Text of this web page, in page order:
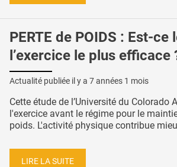
PERTE de POIDS : Est-ce
l’exercice le plus efficace
Actualité publiée il y a 7 années 1 mois
Cette étude de l’Université du Colorado
l'exercice avant le régime pour le
poids. L'activité physique contribue
LIRE LA SUITE